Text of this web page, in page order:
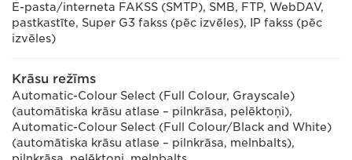
E-pasta/interneta FAKSS (SMTP), SMB, FTP, WebDAV,
pastkastīte, Super G3 fakss (pēc izvēles), IP fakss (pēc
izvēles)
Krāsu režīms
Automatic-Colour Select (Full Colour, Grayscale)
(automātiska krāsu atlase – pilnkrāsa, pelēktoņi),
Automatic-Colour Select (Full Colour/Black and White)
(automātiska krāsu atlase – pilnkrāsa, melnbalts),